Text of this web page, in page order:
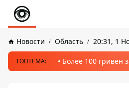
Новости Область 20:31, 1
ТОПТЕМА: Более 100 гривен